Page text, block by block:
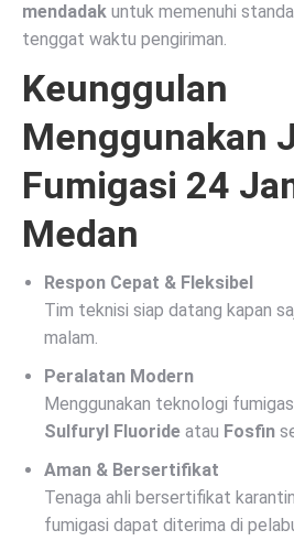
mendadak untuk memenuhi
tenggat waktu pengiriman.
Keunggulan
Menggunakan
Fumigasi 24
Medan
Respon Cepat & Fleksibel
Tim teknisi siap datang kapan
malam.
Peralatan Modern
Menggunakan teknologi
Sulfuryl Fluoride atau Fosfin
Aman & Bersertifikat
Tenaga ahli bersertifikat
fumigasi dapat diterima di